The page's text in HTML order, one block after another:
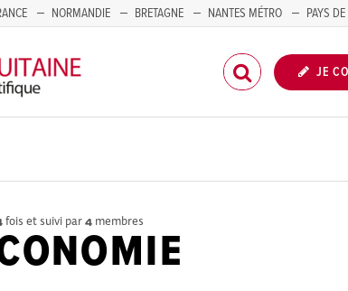
NORMANDIE BRETAGNE NANTES MÉTRO PAYS
JE
fois et suivi par4 membres